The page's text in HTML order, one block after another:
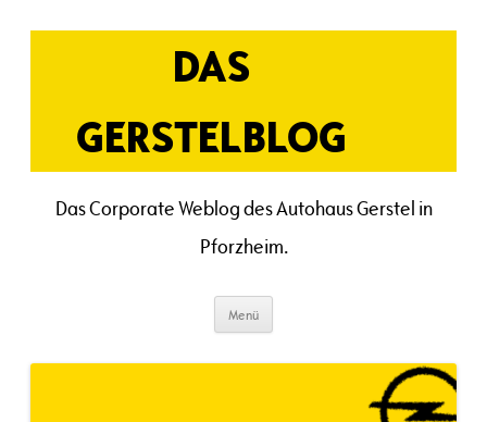
Inhalt
DAS
GERSTELBLOG
Das Corporate Weblog des Autohaus Gerstel in
Pforzheim.
Menü